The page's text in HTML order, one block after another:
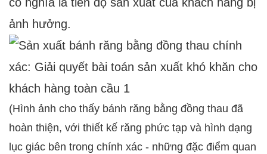
ảnh hưởng.
(Hình ảnh cho thấy bánh răng bằng đồng thau đã
hoàn thiện, với thiết kế răng phức tạp và hình dạng
lục giác bên trong chính xác - những đặc điểm quan